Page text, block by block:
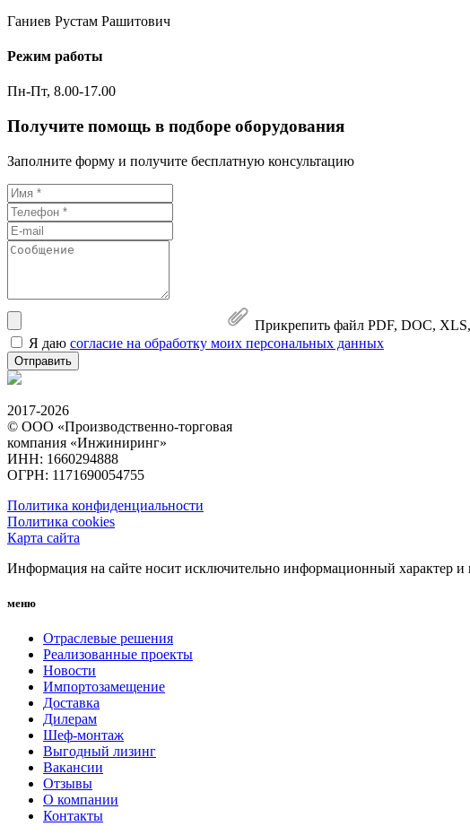
Ганиев Рустам Рашитович
Режим работы
Пн-Пт, 8.00-17.00
Получите помощь в подборе оборудования
Заполните форму и получите бесплатную консультацию
Прикрепить файл PDF, DOC,
Я даю согласие на обработку моих персональных данных
Отправить
2017-2026
© ООО «Производственно-торговая
компания «Инжиниринг»
ИНН: 1660294888
ОГРН: 1171690054755
Политика конфиденциальности
Политика cookies
Карта сайта
Информация на сайте носит исключительно информационный характер и
меню
Отраслевые решения
Реализованные проекты
Новости
Импортозамещение
Доставка
Дилерам
Шеф-монтаж
Выгодный лизинг
Вакансии
Отзывы
О компании
Контакты